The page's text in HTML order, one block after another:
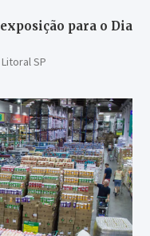
para o Dia
SP